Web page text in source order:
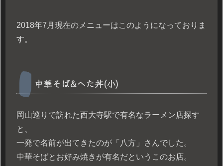
2018年7月現在のメニューはこのようになっておりま
す。
中華そば&へた丼(小)
岡山巡りで訪れた西大寺駅で有名なラーメン店探す
と、
一発で名前が出てきたのが「八方」さんでした。
中華そばとお好み焼きが有名だというこのお店。